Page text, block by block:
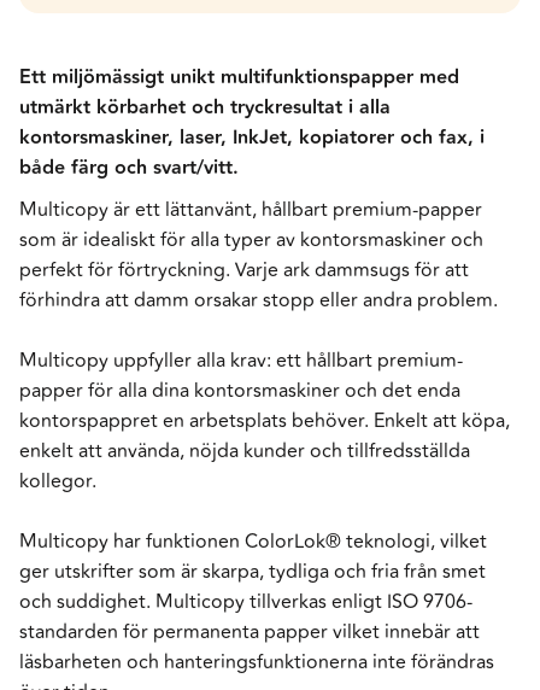
Ett miljömässigt unikt multifunktionspapper med
utmärkt körbarhet och tryckresultat i alla
kontorsmaskiner, laser, InkJet, kopiatorer och fax, i
både färg och svart/vitt.
Multicopy är ett lättanvänt, hållbart premium-papper
som är idealiskt för alla typer av kontorsmaskiner och
perfekt för förtryckning. Varje ark dammsugs för att
förhindra att damm orsakar stopp eller andra problem.
Multicopy uppfyller alla krav: ett hållbart premium-
papper för alla dina kontorsmaskiner och det enda
kontorspappret en arbetsplats behöver. Enkelt att köpa,
enkelt att använda, nöjda kunder och tillfredsställda
kollegor.
Multicopy har funktionen ColorLok® teknologi, vilket
ger utskrifter som är skarpa, tydliga och fria från smet
och suddighet. Multicopy tillverkas enligt ISO 9706-
standarden för permanenta papper vilket innebär att
läsbarheten och hanteringsfunktionerna inte förändras